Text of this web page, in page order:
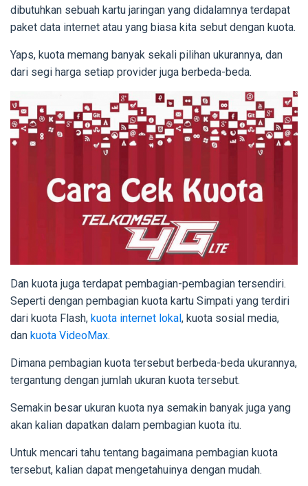
dibutuhkan sebuah kartu jaringan yang didalamnya terdapat
paket data internet atau yang biasa kita sebut dengan kuota.
Yaps, kuota memang banyak sekali pilihan ukurannya, dan
dari segi harga setiap provider juga berbeda-beda.
Dan kuota juga terdapat pembagian-pembagian tersendiri.
Seperti dengan pembagian kuota kartu Simpati yang terdiri
dari kuota Flash, kuota internet lokal, kuota sosial media,
dan kuota VideoMax.
Dimana pembagian kuota tersebut berbeda-beda ukurannya,
tergantung dengan jumlah ukuran kuota tersebut.
Semakin besar ukuran kuota nya semakin banyak juga yang
akan kalian dapatkan dalam pembagian kuota itu.
Untuk mencari tahu tentang bagaimana pembagian kuota
tersebut, kalian dapat mengetahuinya dengan mudah.